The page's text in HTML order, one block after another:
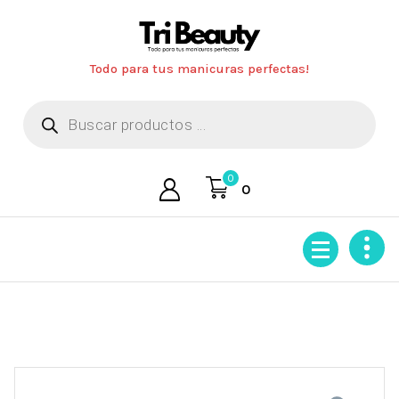
Todo para tus manicuras perfectas!
productos
0
0